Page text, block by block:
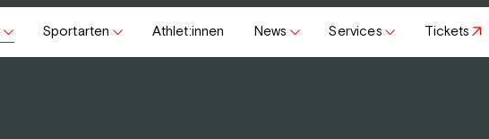
Sportarten Athlet:innen News Services Tickets